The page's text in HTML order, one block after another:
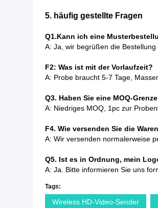
5. häufig gestellte Fragen
Q1.Kann ich eine
A: Ja, wir begrüßen die
F2: Was ist mit der Vorlaufzeit?
A: Probe braucht 5-7 Tage,
Q3. Haben Sie eine MOQ-
A: Niedriges MOQ, 1pc zur
F4. Wie versenden Sie die
A: Wir versenden normalerweise
Q5. Ist es in Ordnung, mein
A: Ja. Bitte informieren Sie uns
Tags:
Wireless HD-Video-Sender